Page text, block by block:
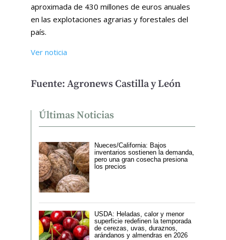
aproximada de 430 millones de euros anuales
en las explotaciones agrarias y forestales del
país.
Ver noticia
Fuente: Agronews Castilla y León
Últimas Noticias
Nueces/California: Bajos
inventarios sostienen la demanda,
pero una gran cosecha presiona
los precios
USDA: Heladas, calor y menor
superficie redefinen la temporada
de cerezas, uvas, duraznos,
arándanos y almendras en 2026